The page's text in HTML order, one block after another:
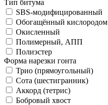
Тип битума
SBS-модифицированный
Обогащённый кислородом
Окисленный
Полимерный, АПП
Полиэстер
Форма нарезки гонта
Трио (прямоугольный)
Сота (шестигранник)
Аккорд (тетрис)
Бобровый хвост